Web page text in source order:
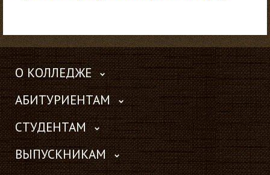
О КОЛЛЕДЖЕ
АБИТУРИЕНТАМ
СТУДЕНТАМ
ВЫПУСКНИКАМ